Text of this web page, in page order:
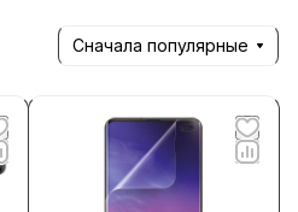
Сначала популярные